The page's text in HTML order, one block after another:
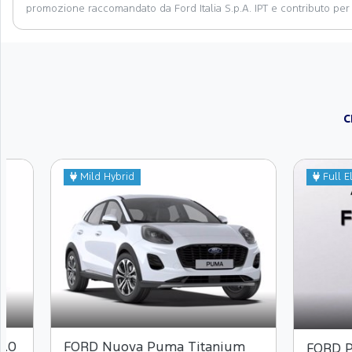
promozione raccomandato da Ford Italia S.p.A. IPT e contributo
Mild Hybrid
FORD Nuova Puma Titanium
Full
FORD